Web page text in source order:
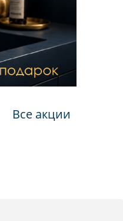
Все акции